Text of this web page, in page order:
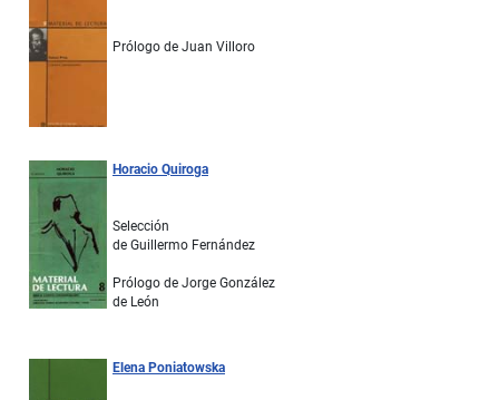
Prólogo de Juan Villoro
Horacio Quiroga
Selección
de Guillermo Fernández
Prólogo de Jorge González
de León
Elena Poniatowska